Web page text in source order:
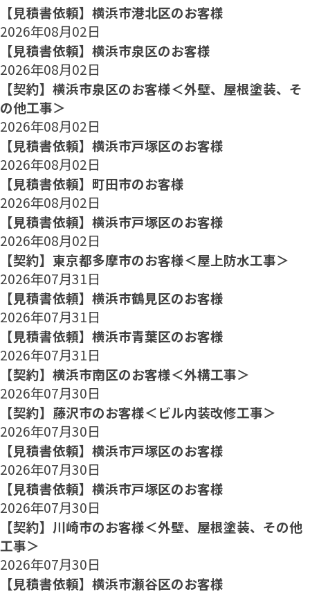
【見積書依頼】横浜市港北区のお客様
2026年08月02日
【見積書依頼】横浜市泉区のお客様
2026年08月02日
【契約】横浜市泉区のお客様＜外壁、屋根塗装、そ
の他工事＞
2026年08月02日
【見積書依頼】横浜市戸塚区のお客様
2026年08月02日
【見積書依頼】町田市のお客様
2026年08月02日
【見積書依頼】横浜市戸塚区のお客様
2026年08月02日
【契約】東京都多摩市のお客様＜屋上防水工事＞
2026年07月31日
【見積書依頼】横浜市鶴見区のお客様
2026年07月31日
【見積書依頼】横浜市青葉区のお客様
2026年07月31日
【契約】横浜市南区のお客様＜外構工事＞
2026年07月30日
【契約】藤沢市のお客様＜ビル内装改修工事＞
2026年07月30日
【見積書依頼】横浜市戸塚区のお客様
2026年07月30日
【見積書依頼】横浜市戸塚区のお客様
2026年07月30日
【契約】川崎市のお客様＜外壁、屋根塗装、その他
工事＞
2026年07月30日
【見積書依頼】横浜市瀬谷区のお客様